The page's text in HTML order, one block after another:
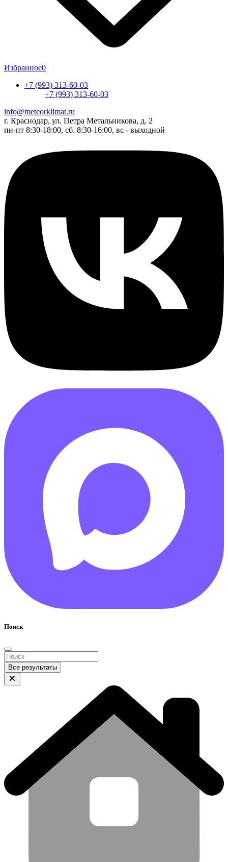
Избранное0
+7 (993) 313-60-03
+7 (993) 313-60-03
info@meteorklimat.ru
г. Краснодар, ул. Петра Метальникова, д. 2
пн-пт 8:30-18:00, сб. 8:30-16:00, вс - выходной
Поиск
Все результаты